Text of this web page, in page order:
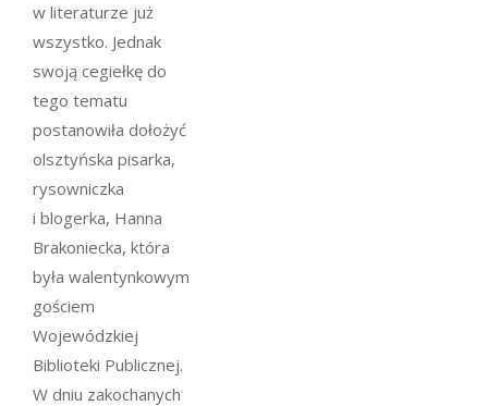
w literaturze już
wszystko. Jednak
swoją cegiełkę do
tego tematu
postanowiła dołożyć
olsztyńska pisarka,
rysowniczka
i blogerka, Hanna
Brakoniecka, która
była walentynkowym
gościem
Wojewódzkiej
Biblioteki Publicznej.
W dniu zakochanych